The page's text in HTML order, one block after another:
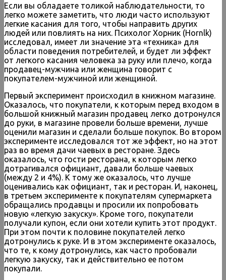
Если вы обладаете толикой наблюдательности, то
легко можете заметить, что люди часто используют
легкие касания для того, чтобы направить других
людей или повлиять на них. Психолог Хорник (Hornlk)
исследовал, имеет ли значение эта «техника» для
области поведения потребителей, и будет ли эффект
от легкого касания человека за руку или плечо, когда
продавец-мужчина или женщина говорит с
покупателем-мужчиной или женщиной.
Первый эксперимент происходил в книжном магазине.
Оказалось, что покупатели, к которым перед входом в
большой книжный магазин продавец легко дотронулся
до руки, в магазине провели больше времени, лучше
оценили магазин и сделали больше покупок. Во втором
эксперименте исследовался тот же эффект, но на этот
раз во время дачи чаевых в ресторане. Здесь
оказалось, что гости ресторана, к которым легко
дотрагивался официант, давали больше чаевых
(между 2 и 4%). К тому же оказалось, что лучше
оценивались как официант, так и ресторан. И, наконец,
в третьем эксперименте к покупателям супермаркета
обращались продавцы и просили их попробовать
новую «легкую закуску». Кроме того, покупатели
получали купон, если они хотели купить этот продукт.
При этом почти к половине покупателей легко
дотронулись к руке. И в этом эксперименте оказалось,
что те, к кому дотронулись, как часто пробовали
легкую закуску, так и действительно ее потом
покупали.